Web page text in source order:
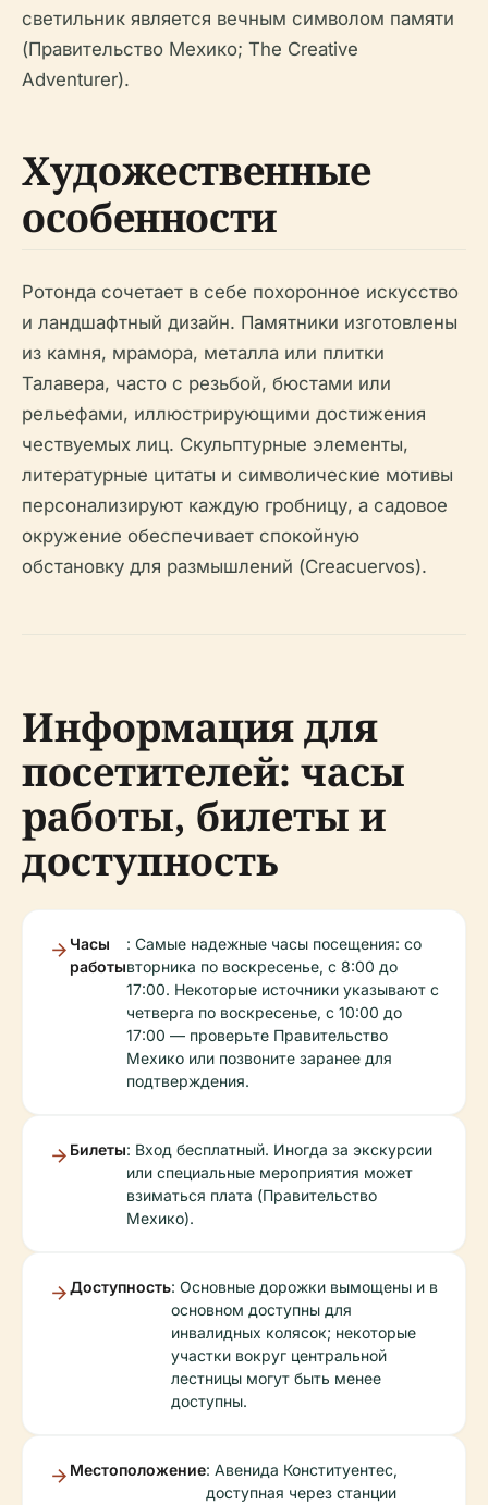
светильник является вечным символом памяти
(Правительство Мехико; The Creative
Adventurer).
Художественные
особенности
Ротонда сочетает в себе похоронное искусство
и ландшафтный дизайн. Памятники изготовлены
из камня, мрамора, металла или плитки
Талавера, часто с резьбой, бюстами или
рельефами, иллюстрирующими достижения
чествуемых лиц. Скульптурные элементы,
литературные цитаты и символические мотивы
персонализируют каждую гробницу, а садовое
окружение обеспечивает спокойную
обстановку для размышлений (Creacuervos).
Информация для
посетителей: часы
работы, билеты и
доступность
Часы
работы
: Самые надежные часы посещения: со
вторника по воскресенье, с 8:00 до
17:00. Некоторые источники указывают с
четверга по воскресенье, с 10:00 до
17:00 — проверьте Правительство
Мехико или позвоните заранее для
подтверждения.
Билеты: Вход бесплатный. Иногда за экскурсии
или специальные мероприятия может
взиматься плата (Правительство
Мехико).
Доступность: Основные дорожки вымощены и в
основном доступны для
инвалидных колясок; некоторые
участки вокруг центральной
лестницы могут быть менее
доступны.
Местоположение: Авенида Конституентес,
доступная через станции